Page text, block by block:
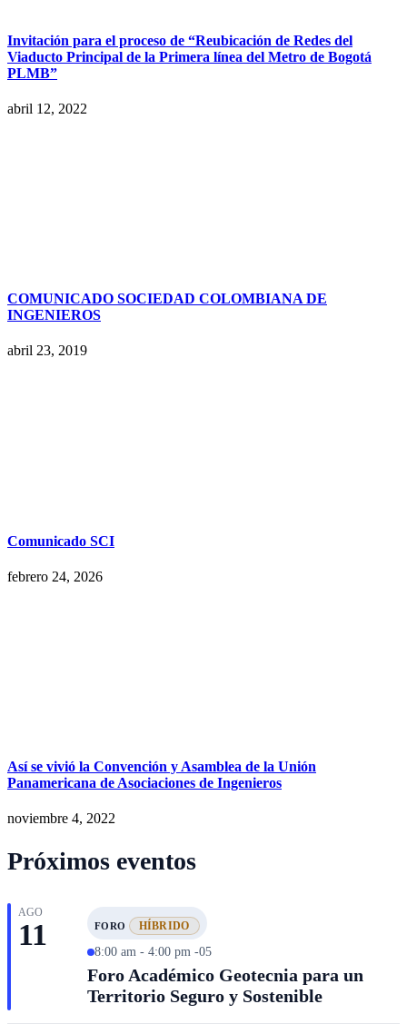
Invitación para el proceso de “Reubicación de Redes del
Viaducto Principal de la Primera línea del Metro de Bogotá
PLMB”
abril 12, 2022
COMUNICADO SOCIEDAD COLOMBIANA DE
INGENIEROS
abril 23, 2019
Comunicado SCI
febrero 24, 2026
Así se vivió la Convención y Asamblea de la Unión
Panamericana de Asociaciones de Ingenieros
noviembre 4, 2022
Próximos eventos
AGO
11 FORO HÍBRIDO
8:00 am - 4:00 pm -05
Foro Académico Geotecnia para un
Territorio Seguro y Sostenible